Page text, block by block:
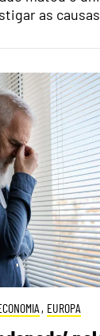
as
, EUROPA